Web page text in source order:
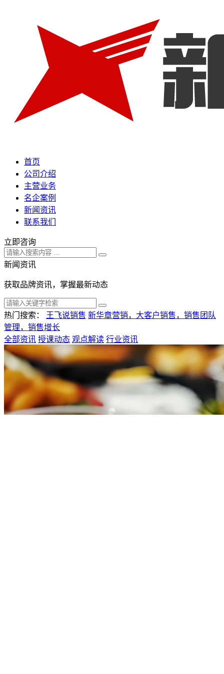
首页
公司介绍
主营业务
名企案例
新闻资讯
联系我们
立即咨询
新闻资讯
获取品牌资讯，掌握最新动态
热门搜索： 王飞说销售 新华章营销，大客户销售，销售团队
管理，销售增长
全部资讯 授课动态 观点解读 行业资讯